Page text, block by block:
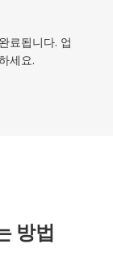
료됩니다. 업
세요.
방법